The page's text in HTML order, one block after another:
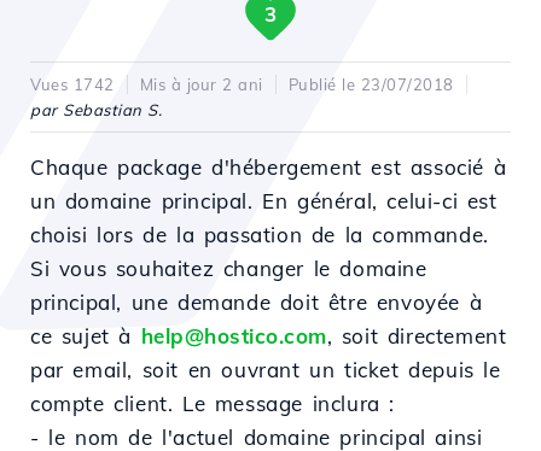
3
Vues 1742 Mis à jour 2 ani
Publié le 23/07/2018
par Sebastian S.
Chaque package d'hébergement est associé à
un domaine principal. En général, celui-ci est
choisi lors de la passation de la commande.
Si vous souhaitez changer le domaine
principal, une demande doit être envoyée à
ce sujet à help@hostico.com, soit directement
par email, soit en ouvrant un ticket depuis le
compte client. Le message inclura :
- le nom de l'actuel domaine principal ainsi